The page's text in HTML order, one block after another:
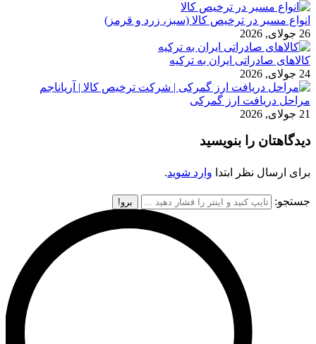
انواع مسیر در ترخیص کالا (سبز، زرد و قرمز)
26 جولای, 2026
کالاهای صادراتی ایران به ترکیه
24 جولای, 2026
مراحل دریافت ارز گمرکی
21 جولای, 2026
دیدگاهتان را بنویسید
برای ارسال نظر ابتدا وارد شوید.
جستجو: